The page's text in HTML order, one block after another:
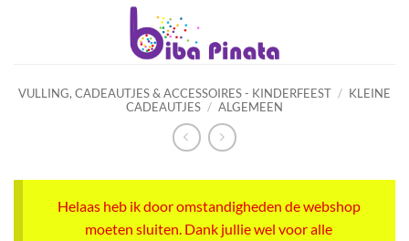
VULLING, CADEAUTJES & ACCESSOIRES - KINDERFEEST / KLEINE
CADEAUTJES / ALGEMEEN
Helaas heb ik door omstandigheden de webshop
moeten sluiten. Dank jullie wel voor alle